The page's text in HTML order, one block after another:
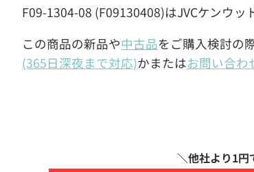
F09-1304-08 (F09130408)はJVCケンウッ
この商品の新品や中古品をご購入検討の
(365日深夜まで対応)かまたはお問い合わ